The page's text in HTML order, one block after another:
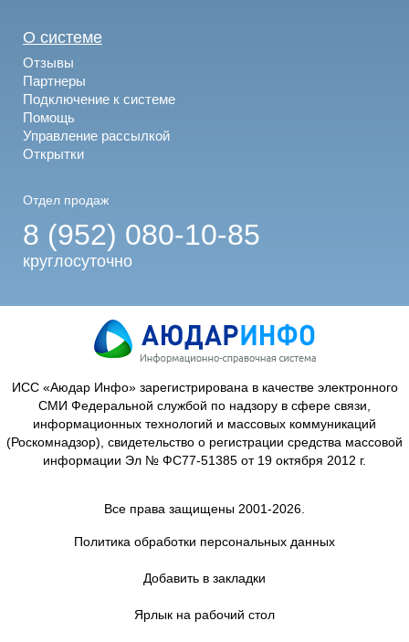
О системе
Отзывы
Партнеры
Подключение к системе
Помощь
Управление рассылкой
Открытки
Отдел продаж
8 (952) 080-10-85
круглосуточно
ИСС «Аюдар Инфо» зарегистрирована в качестве электронного
СМИ Федеральной службой по надзору в сфере связи,
информационных технологий и массовых коммуникаций
(Роскомнадзор), свидетельство о регистрации средства массовой
информации Эл № ФС77-51385 от 19 октября 2012 г.
Все права защищены 2001-2026.
Политика обработки персональных данных
Добавить в закладки
Ярлык на рабочий стол